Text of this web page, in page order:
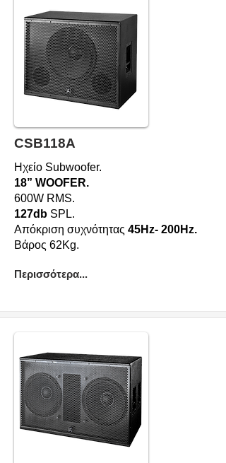
CSB118A
Ηχείο Subwoofer.
18” WOOFER.
600W RMS.
127db SPL.
Απόκριση συχνότητας 45Hz- 200Hz.
Βάρος 62Kg.
Περισσότερα...